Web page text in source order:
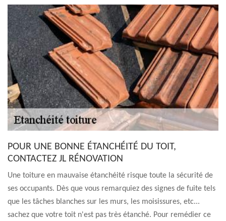
POUR UNE BONNE ÉTANCHÉITÉ DU TOIT,
CONTACTEZ JL RÉNOVATION
Une toiture en mauvaise étanchéité risque toute la sécurité de
ses occupants. Dès que vous remarquiez des signes de fuite tels
que les tâches blanches sur les murs, les moisissures, etc...
sachez que votre toit n'est pas très étanché. Pour remédier ce